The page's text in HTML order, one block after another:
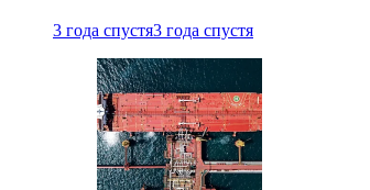
3 года спустя3 года спустя